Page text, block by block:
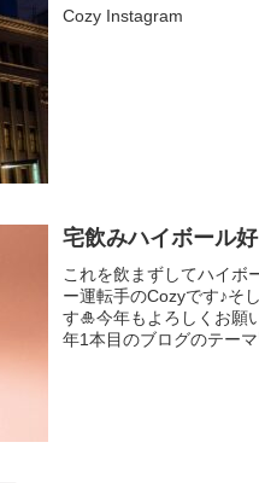
Cozy Instagram
宅飲みハイボール好
これを飲まずしてハイボ
ー運転手のCozyです♪そ
す🎍今年もよろしくお願
年1本目のブログのテー